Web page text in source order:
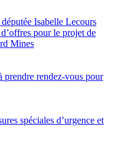
Isabelle Lecours
pour le projet de
Mines
prendre rendez-vous pour
spéciales d’urgence et